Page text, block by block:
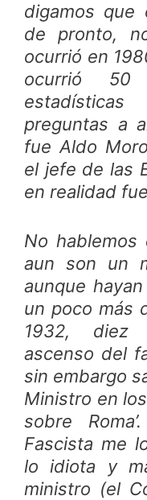
digamos que
de pronto,
ocurrió en
ocurrió
preguntas a
fue Aldo
el jefe de las
en realidad
No hablemos
aun son un
aunque
un poco más
1932, diez
ascenso del
sin embargo
Ministro en
sobre
Fascista me
lo idiota y
ministro (el